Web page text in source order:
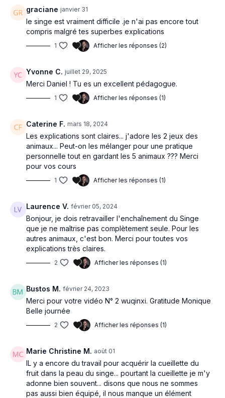
EFFETS
Cette méthode à une action profonde sur la vitalité du corps et
le Qi, et on pourrait résumer son action par :
puissance et concentration de l'énergie interne (Qi)
souplesse et étirement des muscles, des méridiens et des
équilibre et circulation du Qi et du sang (Xue)
On associe également chacun de ces animaux légendaires à
l'une des cinq fonctions majeurs de la médecine traditionnelle
Le tigre est associé à la fonction Foie
L'ours est associé à la fonction Rate
Le cerf est associé à la fonction Reins
Le singe est associé à la fonction Coeur
La grue est associé à la fonction Poumon
mimétique des animaux, mais plutôt sur la manifestation de
leurs caractéristiques et des vertus qui leurs sont attribuées
par la tradition.
Ainsi, avant de pratiquer, je vous invite à visualiser
intérieurement ces animaux et dans le mouvement
d'introduction de chaque posture à vous connecter au
caractéristique de l'animal en question :
fluidité.
L’ours avec son air nonchalant est connu pour son adresse et
la souplesse de sa taille et de ses flancs.
Au cerf est attribuée souplesse, vitalité, longévité et légèreté.
Le singe se caractérise par son agilité, sa vivacité et son esprit
La grue est connu pour la souplesse de son dos, sa grâce et
son équilibre caractérisé par le fait qu'elle se tient bien
souvent sur une patte.
N'hésitez pas également à consulter la fiche complète relative
au Jeu des Cinq Animaux que vous retrouverez dans la section
graciane janvier 31
le singe est vraiment difficile .je n'ai pas encore tout
compris malgré tes superbes explications
1 Afficher les réponses (2)
Yvonne C. juillet 29, 2025
Merci Daniel ! Tu es un excellent pédagogue.
1 Afficher les réponses (1)
Caterine F. mars 18, 2024
Les explications sont claires... j'adore les 2 jeux des
animaux... Peut-on les mélanger pour une pratique
personnelle tout en gardant les 5 animaux ??? Merci
pour vos cours
1 Afficher les réponses (1)
Laurence V. février 05, 2024
Bonjour, je dois retravailler l'enchaînement du Singe
que je ne maîtrise pas complètement seule. Pour les
autres animaux, c'est bon. Merci pour toutes vos
explications très claires.
2 Afficher les réponses (1)
Bustos M. février 24, 2023
Merci pour votre vidéo N° 2 wuqinxi. Gratitude Monique
Belle journée
2 Afficher les réponses (1)
Marie Christine M. août 01
IL y a encore du travail pour acquérir la cueillette du
fruit dans la peau du singe... pourtant la cueillette je m'y
adonne bien souvent... disons que nous ne sommes
pas aussi bien équipé, il nous manque un élément